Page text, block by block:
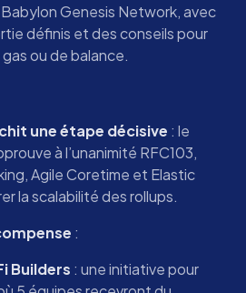
Genesis Network, avec
définis et des conseils pour
ou de balance.
une étape décisive : le
à l’unanimité RFC103,
Agile Coretime et Elastic
la scalabilité des rollups.
:
Builders : une initiative pour